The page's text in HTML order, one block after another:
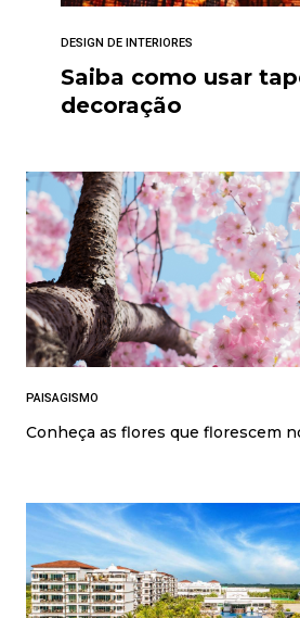
DESIGN DE INTERIORES
Saiba como usar
decoração
PAISAGISMO
Conheça as flores que florescem